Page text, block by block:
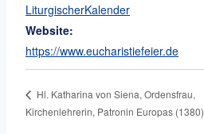
LiturgischerKalender
Website:
https://www.eucharistiefeier.de
Hl. Katharina von Siena, Ordensfrau,
Kirchenlehrerin, Patronin Europas (1380)